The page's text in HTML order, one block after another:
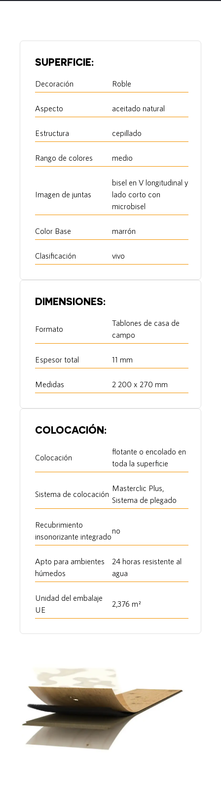
SUPERFICIE:
Decoración Roble
Aspecto aceitado natural
Estructura cepillado
Rango de colores medio
Imagen de juntas
bisel en V longitudinal y
lado corto con
microbisel
Color Base marrón
Clasificación vivo
DIMENSIONES:
Formato
Tablones de casa de
campo
Espesor total 11 mm
Medidas 2 200 x 270 mm
COLOCACIÓN:
Colocación
flotante o encolado en
toda la superficie
Sistema de colocación
Masterclic Plus,
Sistema de plegado
Recubrimiento
insonorizante integrado
no
Apto para ambientes
húmedos
24 horas resistente al
agua
Unidad del embalaje
UE
2,376 m²